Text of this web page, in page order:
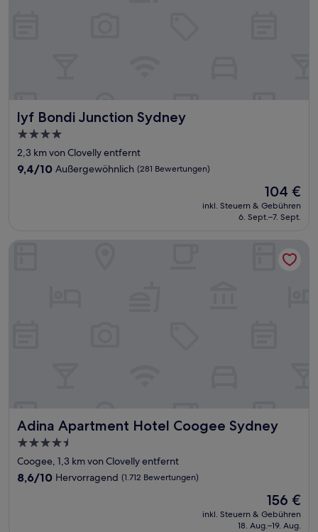
lyf Bondi Junction Sydney
lyf Bondi Junction Sydney
4.0-
Sterne-
Unterkunft
2,3 km von Clovelly entfernt
9.4
9,4/10 Außergewöhnlich (281 Bewertungen)
Der
Preis
beträgt
104 €
inkl. Steuern & Gebühren
6. Sept.–7. Sept.
Adina Apartment Hotel Coogee Sydney
Adina Apartment Hotel Coogee Sydney
4.5-
Sterne-
Unterkunft
Coogee, 1,3 km von Clovelly entfernt
8.6
8,6/10 Hervorragend (1.712 Bewertungen)
Der
Preis
beträgt
156 €
inkl. Steuern & Gebühren
18. Aug.–19. Aug.
Adina Apartment Hotel Coogee Sydney